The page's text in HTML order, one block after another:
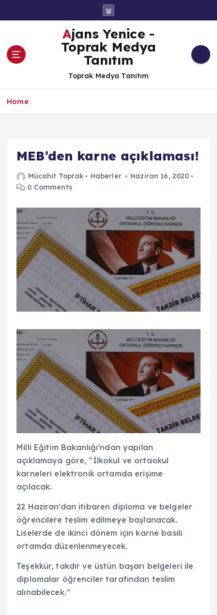
a
Ajans Yenice -
Toprak Medya
Tanıtım
Toprak Medya Tanıtım
Home
MEB’den karne açıklaması!
Mücahit Toprak Haberler
Haziran 16, 2020
0 Comments
Milli Eğitim Bakanlığı’ndan yapılan
açıklamaya göre, “İlkokul ve ortaokul
karneleri elektronik ortamda erişime
açılacak.
22 Haziran’dan itibaren diploma ve belgeler
öğrencilere teslim edilmeye başlanacak.
Liselerde de ikinci dönem için karne basılı
ortamda düzenlenmeyecek.
Teşekkür, takdir ve üstün başarı belgeleri ile
diplomalar öğrenciler tarafından teslim
alınabilecek.”